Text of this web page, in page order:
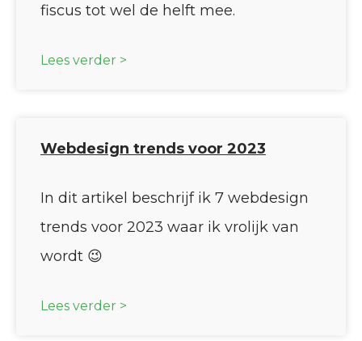
fiscus tot wel de helft mee.
Lees verder >
Webdesign trends voor 2023
In dit artikel beschrijf ik 7 webdesign
trends voor 2023 waar ik vrolijk van
wordt 😉
Lees verder >